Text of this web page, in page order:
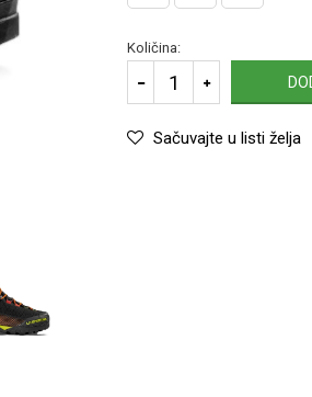
Količina:
Sačuvajte u listi želja